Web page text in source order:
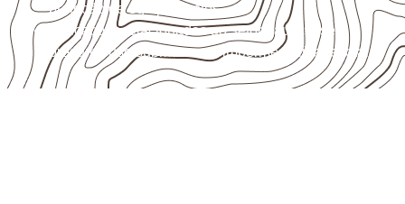
proteção de equipamentos.
Aplicações relacionadas ao setor náutico, sem
presumir uso submerso ou impermeabilidade total.